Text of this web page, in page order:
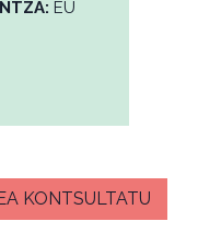
EU
KONTSULTATU